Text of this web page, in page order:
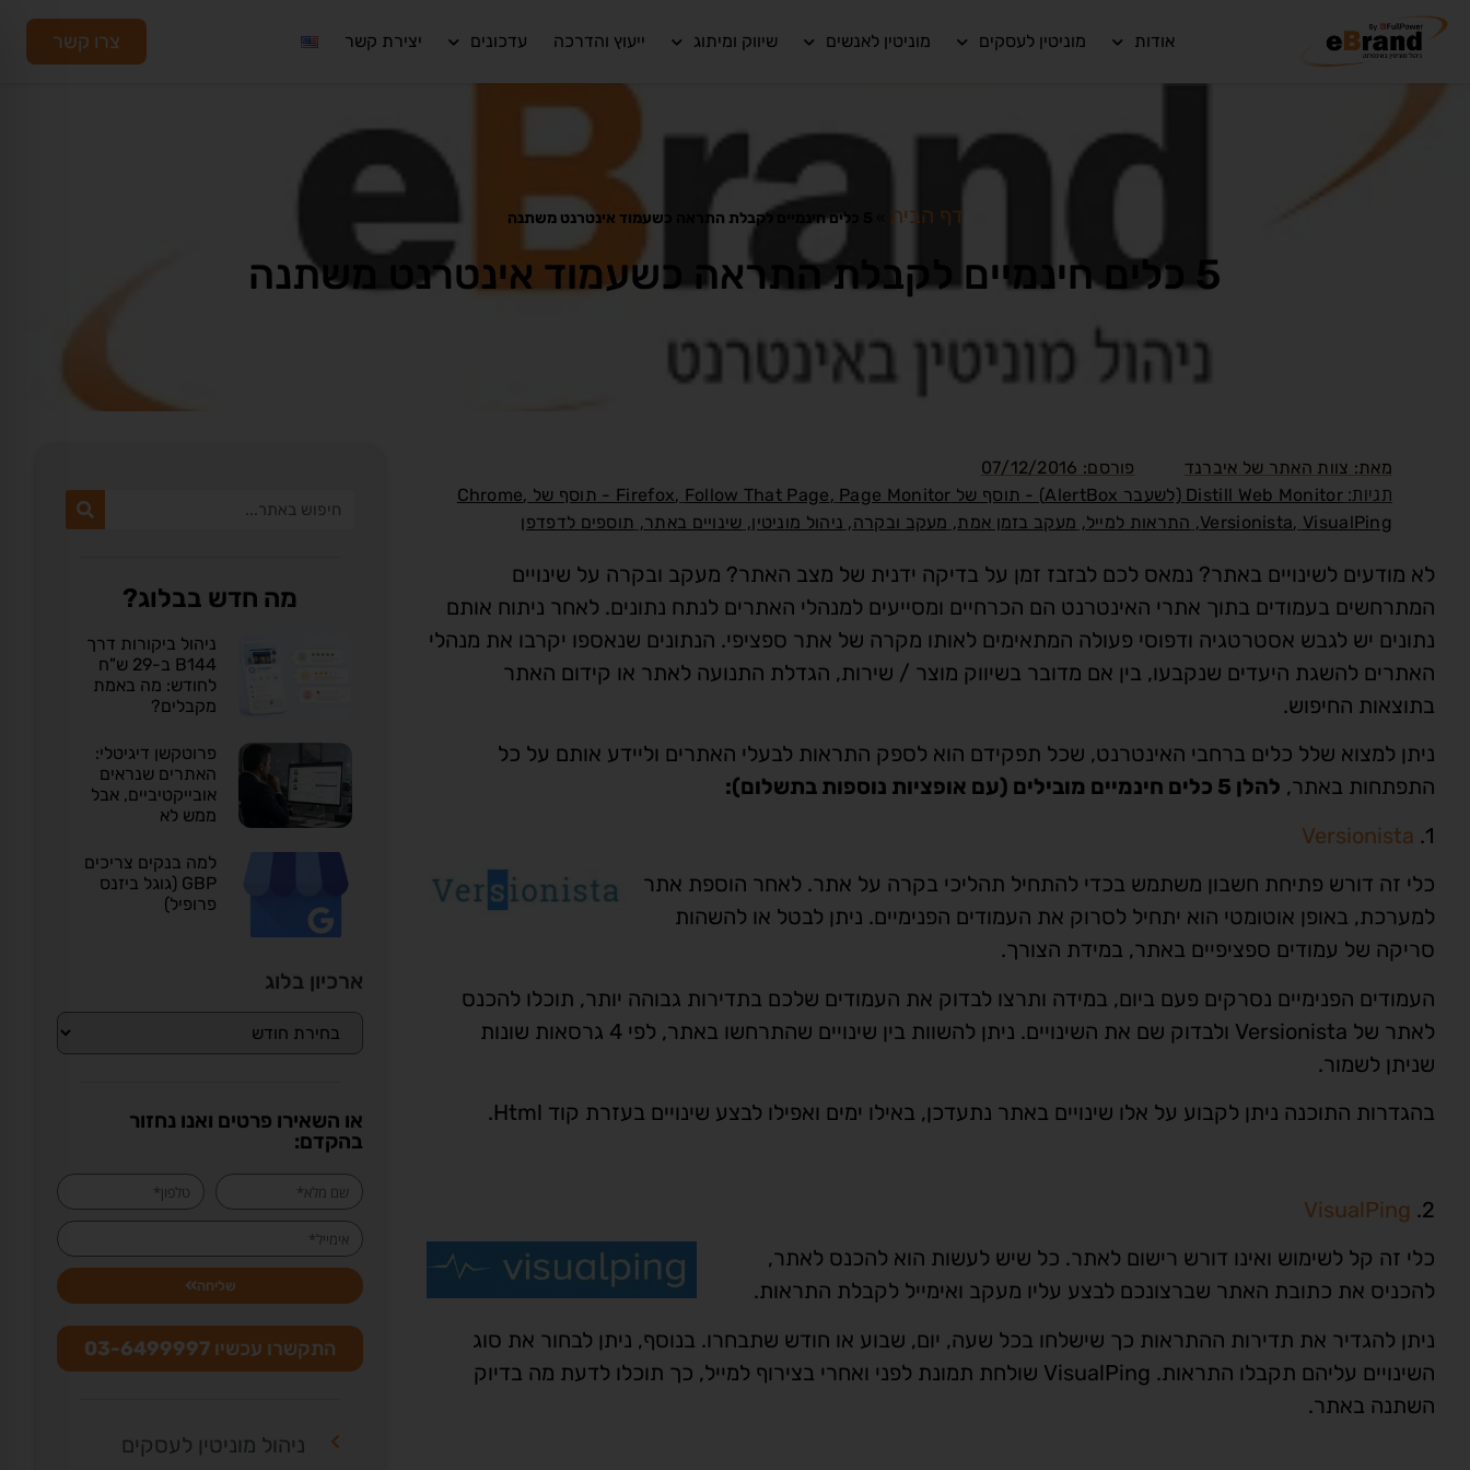
אודות מוניטין לעסקים מוניטין לאנשים שיווק ומיתוג ייעוץ והדרכה עדכונים יצירת קשר צרו קשר
דף הבית
5 כלים חינמיים לקבלת התראה כשעמוד אינטרנט משתנה
מאת: צוות האתר של איברנד פורסם: 07/12/2016
תגיות: Distill Web Monitor (לשעבר AlertBox) - תוסף של Firefox , Follow That Page, Page Monitor - תוסף של Chrome ,
Versionista, VisualPing
, התראות למייל, מעקב בזמן אמת, מעקב ובקרה, ניהול מוניטין, שינויים באתר, תוספים לדפדפן
לא מודעים לשינויים באתר? נמאס לכם לבזבז זמן על בדיקה ידנית של מצב האתר? מעקב ובקרה על שינויים
המתרחשים בעמודים בתוך אתרי האינטרנט הם הכרחיים ומסייעים למנהלי האתרים לנתח נתונים. לאחר ניתוח אותם
נתונים יש לגבש אסטרטגיה ודפוסי פעולה המתאימים לאותו מקרה של אתר ספציפי. הנתונים שנאספו יקרבו את מנהלי
האתרים להשגת היעדים שנקבעו, בין אם מדובר בשיווק מוצר / שירות, הגדלת התנועה לאתר או קידום האתר
בתוצאות החיפוש.
ניתן למצוא שלל כלים ברחבי האינטרנט, שכל תפקידם הוא לספק התראות לבעלי האתרים וליידע אותם על כל
התפתחות באתר, להלן 5 כלים חינמיים מובילים (עם אופציות נוספות בתשלום):
1.
Versionista
כלי זה דורש פתיחת חשבון משתמש בכדי להתחיל תהליכי בקרה על אתר. לאחר הוספת אתר
למערכת, באופן אוטומטי הוא יתחיל לסרוק את העמודים הפנימיים. ניתן לבטל או להשהות
סריקה של עמודים ספציפיים באתר, במידת הצורך.
העמודים הפנימיים נסרקים פעם ביום, במידה ותרצו לבדוק את העמודים שלכם בתדירות גבוהה יותר, תוכלו להכנס
לאתר של Versionista ולבדוק שם את השינויים. ניתן להשוות בין שינויים שהתרחשו באתר, לפי 4 גרסאות שונות
שניתן לשמור.
בהגדרות התוכנה ניתן לקבוע על אלו שינויים באתר נתעדכן, באילו ימים ואפילו לבצע שינויים בעזרת קוד Html.
2.
VisualPing
כלי זה קל לשימוש ואינו דורש רישום לאתר. כל שיש לעשות הוא להכנס לאתר,
להכניס את כתובת האתר שברצונכם לבצע עליו מעקב ואימייל לקבלת התראות.
ניתן להגדיר את תדירות ההתראות כך שישלחו בכל שעה, יום, שבוע או חודש שתבחרו. בנוסף, ניתן לבחור את סוג
השינויים עליהם תקבלו התראות. VisualPing שולחת תמונת לפני ואחרי בצירוף למייל, כך תוכלו לדעת מה בדיוק
השתנה באתר.
מה חדש בבלוג?
ניהול ביקורות דרך
B144 ב-29 ש"ח
לחודש: מה באמת
מקבלים?
פרוטקשן דיגיטלי:
האתרים שנראים
אובייקטיביים, אבל
ממש לא
למה בנקים צריכים
GBP (גוגל ביזנס
פרופיל)
ארכיון בלוג
או השאירו פרטים ואנו נחזור
בהקדם:
שליחה
התקשרו עכשיו 03-6499997
ניהול מוניטין לעסקים